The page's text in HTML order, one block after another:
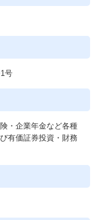
号
・企業年金など各種
有価証券投資・財務